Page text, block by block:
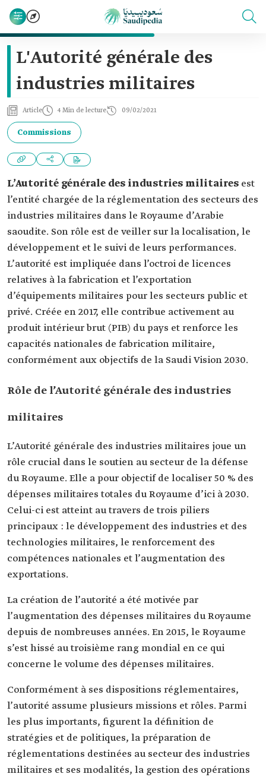
L'Autorité générale des
industries militaires
Article 4 Min de lecture 09/02/2021
Commissions
L’Autorité générale des industries militaires est
l’entité chargée de la réglementation des secteurs des
industries militaires dans le Royaume d’Arabie
saoudite. Son rôle est de veiller sur la localisation, le
développement et le suivi de leurs performances.
L’autorité est impliquée dans l’octroi de licences
relatives à la fabrication et l’exportation
d’équipements militaires pour les secteurs public et
privé. Créée en 2017, elle contribue activement au
produit intérieur brut (PIB) du pays et renforce les
capacités nationales de fabrication militaire,
conformément aux objectifs de la Saudi Vision 2030.
Rôle de l’Autorité générale des industries
militaires
L’Autorité générale des industries militaires joue un
rôle crucial dans le soutien au secteur de la défense
du Royaume. Elle a pour objectif de localiser 50 % des
dépenses militaires totales du Royaume d’ici à 2030.
Celui-ci est atteint au travers de trois piliers
principaux : le développement des industries et des
technologies militaires, le renforcement des
compétences nationales et l’augmentation des
exportations.
La création de l’autorité a été motivée par
l’augmentation des dépenses militaires du Royaume
depuis de nombreuses années. En 2015, le Royaume
s’est hissé au troisième rang mondial en ce qui
concerne le volume des dépenses militaires.
Conformément à ses dispositions réglementaires,
l’autorité assume plusieurs missions et rôles. Parmi
les plus importants, figurent la définition de
stratégies et de politiques, la préparation de
réglementations destinées au secteur des industries
militaires et ses modalités, la gestion des opérations